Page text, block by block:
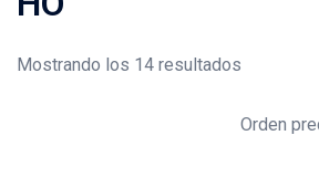
Mostrando los 14 resultados